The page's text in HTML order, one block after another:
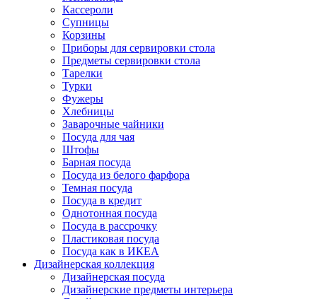
Кассероли
Супницы
Корзины
Приборы для сервировки стола
Предметы сервировки стола
Тарелки
Турки
Фужеры
Хлебницы
Заварочные чайники
Посуда для чая
Штофы
Барная посуда
Посуда из белого фарфора
Темная посуда
Посуда в кредит
Однотонная посуда
Посуда в рассрочку
Пластиковая посуда
Посуда как в ИКЕА
Дизайнерская коллекция
Дизайнерская посуда
Дизайнерские предметы интерьера